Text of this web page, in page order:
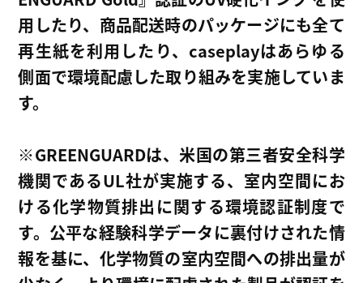
用したり、商品配送時のパッケージにも全て
再生紙を利用したり、caseplayはあらゆる
側面で環境配慮した取り組みを実施していま
す。
※GREENGUARDは、米国の第三者安全科学
機関であるUL社が実施する、室内空間にお
ける化学物質排出に関する環境認証制度で
す。公平な経験科学データに裏付けされた情
報を基に、化学物質の室内空間への排出量が